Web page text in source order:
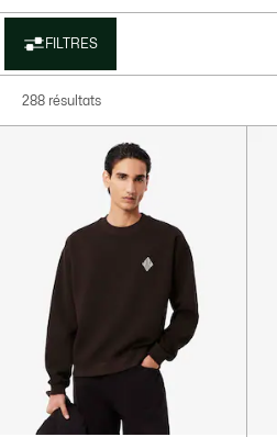
FILTRES
288 résultats